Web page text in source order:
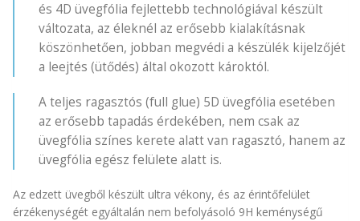
és 4D üvegfólia fejlettebb technológiával készült
változata, az éleknél az erősebb kialakításnak
köszönhetően, jobban megvédi a készülék kijelzőjét
a leejtés (ütődés) által okozott károktól.
A teljes ragasztós (full glue) 5D üvegfólia esetében
az erősebb tapadás érdekében, nem csak az
üvegfólia színes kerete alatt van ragasztó, hanem az
üvegfólia egész felülete alatt is.
Az edzett üvegből készült ultra vékony, és az érintőfelület
érzékenységét egyáltalán nem befolyásoló 9H keménységű